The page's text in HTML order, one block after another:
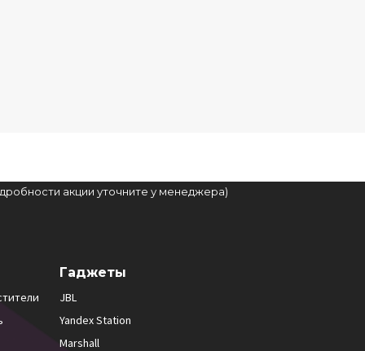
акции уточните у менеджера)
Гаджеты
JBL
Yandex Station
Marshall